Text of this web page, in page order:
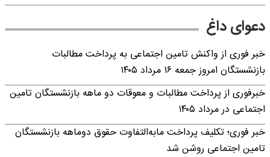
دعوای داغ
خبر فوری از واکنش تامین اجتماعی به پرداخت مطالبات
بازنشستگان امروز جمعه ۱۶ مرداد ۱۴۰۵
خبرفوری از پرداخت مطالبات و معوقات دو ماهه بازنشستگان تامین
اجتماعی در مرداد ۱۴۰۵
خبر فوری؛ تکلیف پرداخت مابه‌التفاوت حقوق دوماهه بازنشستگان
تامین اجتماعی روشن شد